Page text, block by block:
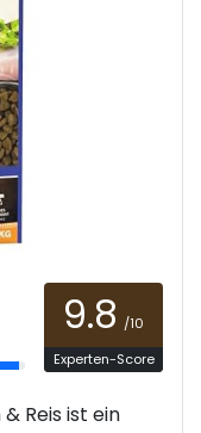
9.8 /10
Experten-Score
Reis ist ein